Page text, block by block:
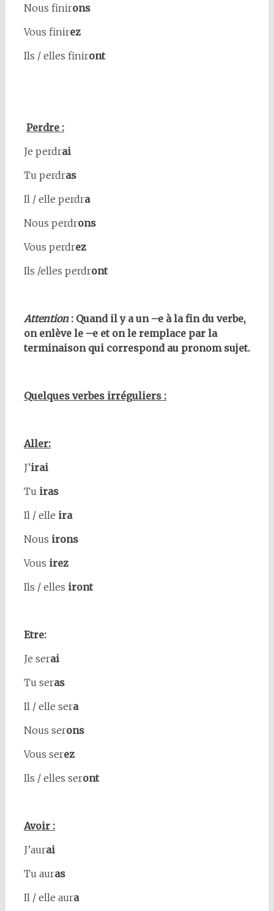
Nous finirons
Vous finirez
Ils / elles finiront
Perdre :
Je perdrai
Tu perdras
Il / elle perdra
Nous perdrons
Vous perdrez
Ils /elles perdront
Attention : Quand il y a un –e à la fin du verbe,
on enlève le –e et on le remplace par la
terminaison qui correspond au pronom sujet.
Quelques verbes irréguliers :
Aller:
J’irai
Tu iras
Il / elle ira
Nous irons
Vous irez
Ils / elles iront
Etre:
Je serai
Tu seras
Il / elle sera
Nous serons
Vous serez
Ils / elles seront
Avoir :
J’aurai
Tu auras
Il / elle aura